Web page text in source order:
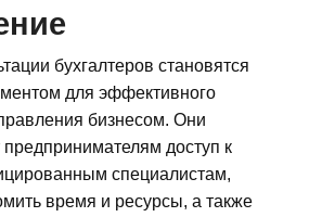
бухгалтеров становятся
для эффективного
бизнесом. Они
доступ к
специалистам,
время и ресурсы, а также